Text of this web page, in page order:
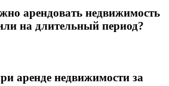
арендовать недвижимость
на длительный период?
аренде недвижимости за